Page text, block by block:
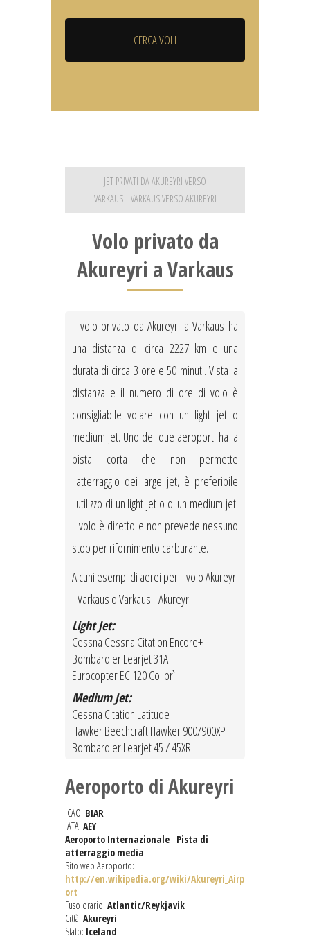
JET PRIVATI DA AKUREYRI VERSO
VARKAUS | VARKAUS VERSO AKUREYRI
Volo privato da
Akureyri a Varkaus
Il volo privato da Akureyri a Varkaus ha
una distanza di circa 2227 km e una
durata di circa 3 ore e 50 minuti. Vista la
distanza e il numero di ore di volo è
consigliabile volare con un light jet o
medium jet. Uno dei due aeroporti ha la
pista corta che non permette
l'atterraggio dei large jet, è preferibile
l'utilizzo di un light jet o di un medium jet.
Il volo è diretto e non prevede nessuno
stop per rifornimento carburante.
Alcuni esempi di aerei per il volo Akureyri
- Varkaus o Varkaus - Akureyri:
Light Jet:
Cessna Cessna Citation Encore+
Bombardier Learjet 31A
Eurocopter EC 120 Colibrì
Medium Jet:
Cessna Citation Latitude
Hawker Beechcraft Hawker 900/900XP
Bombardier Learjet 45 / 45XR
Aeroporto di Akureyri
ICAO: BIAR
IATA: AEY
Aeroporto Internazionale- Pista di
atterraggio media
Sito web Aeroporto:
http://en.wikipedia.org/wiki/Akureyri_Airp
ort
Fuso orario: Atlantic/Reykjavik
Città: Akureyri
Stato: Iceland